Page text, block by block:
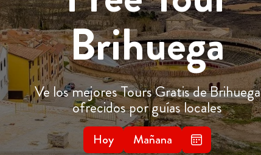
Brihuega
Ve los mejores Tours Gratis de Brihuega
ofrecidos por guías locales
Hoy Mañana